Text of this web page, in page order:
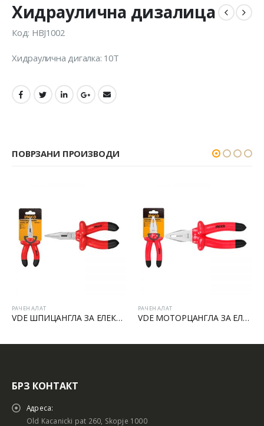
Хидраулична дизалица
Код: HBJ1002
Хидраулична дигалка: 10Т
ПОВРЗАНИ ПРОИЗВОДИ
РАЧЕН АЛАТ
VDE ШПИЦАНГЛА ЗА ЕЛЕКТРИЧАРИ
РАЧЕН АЛАТ
VDE МОТОРЦАНГЛА ЗА ЕЛЕКТРИЧАРИ
БРЗ КОНТАКТ
Адреса:
Old Kacanicki pat 260, Skopje 1000